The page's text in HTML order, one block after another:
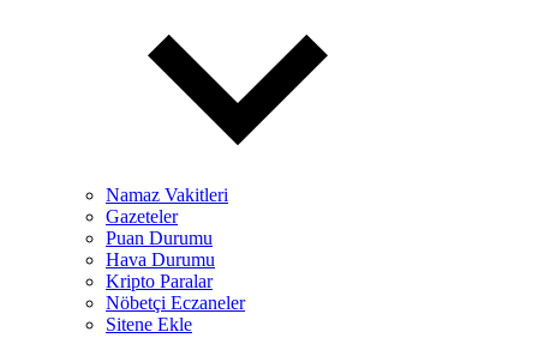
Namaz Vakitleri
Gazeteler
Puan Durumu
Hava Durumu
Kripto Paralar
Nöbetçi Eczaneler
Sitene Ekle